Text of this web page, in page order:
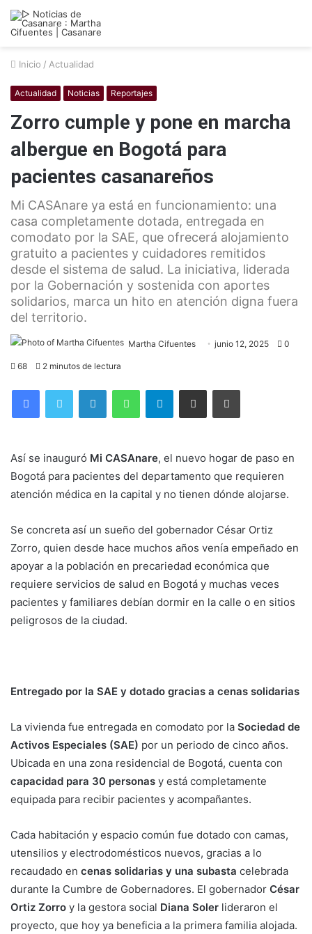
Inicio / Actualidad
Actualidad Noticias Reportajes
Zorro cumple y pone en marcha
albergue en Bogotá para
pacientes casanareños
Mi CASAnare ya está en funcionamiento: una
casa completamente dotada, entregada en
comodato por la SAE, que ofrecerá alojamiento
gratuito a pacientes y cuidadores remitidos
desde el sistema de salud. La iniciativa, liderada
por la Gobernación y sostenida con aportes
solidarios, marca un hito en atención digna fuera
del territorio.
Martha Cifuentes junio 12, 2025 0
68 2 minutos de lectura
FacebookTwitter LinkedInWhatsAppTelegramCompartir por correo electrónicoImprimir
Así se inauguró Mi CASAnare, el nuevo hogar de paso en
Bogotá para pacientes del departamento que requieren
atención médica en la capital y no tienen dónde alojarse.
Se concreta así un sueño del gobernador César Ortiz
Zorro, quien desde hace muchos años venía empeñado en
apoyar a la población en precariedad económica que
requiere servicios de salud en Bogotá y muchas veces
pacientes y familiares debían dormir en la calle o en sitios
peligrosos de la ciudad.
Entregado por la SAE y dotado gracias a cenas solidarias
La vivienda fue entregada en comodato por la Sociedad de
Activos Especiales (SAE) por un periodo de cinco años.
Ubicada en una zona residencial de Bogotá, cuenta con
capacidad para 30 personas y está completamente
equipada para recibir pacientes y acompañantes.
Cada habitación y espacio común fue dotado con camas,
utensilios y electrodomésticos nuevos, gracias a lo
recaudado en cenas solidarias y una subasta celebrada
durante la Cumbre de Gobernadores. El gobernador César
Ortiz Zorro y la gestora social Diana Soler lideraron el
proyecto, que hoy ya beneficia a la primera familia alojada.